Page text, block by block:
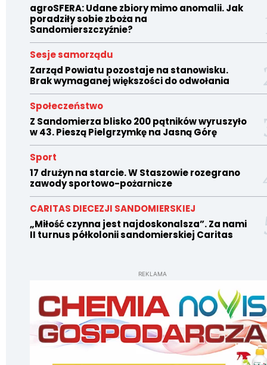
agroSFERA: Udane zbiory mimo anomalii. Jak
poradziły sobie zboża na
Sandomierszczyźnie?
Sesje samorządu
Zarząd Powiatu pozostaje na stanowisku.
Brak wymaganej większości do odwołania
Społeczeństwo
Z Sandomierza blisko 200 pątników wyruszyło
w 43. Pieszą Pielgrzymkę na Jasną Górę
Sport
17 drużyn na starcie. W Staszowie rozegrano
zawody sportowo-pożarnicze
CARITAS DIECEZJI SANDOMIERSKIEJ
„Miłość czynna jest najdoskonalsza”. Za nami
II turnus półkolonii sandomierskiej Caritas
REKLAMA